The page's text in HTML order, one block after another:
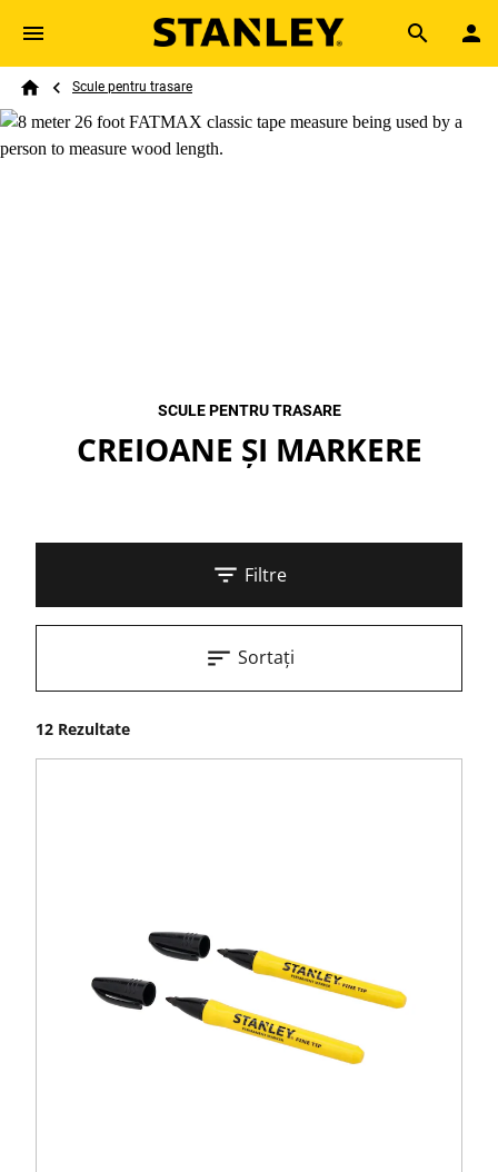
Skip to main content
Search
Breadcrumb
Scule pentru trasare
SCULE PENTRU TRASARE
CREIOANE ȘI MARKERE
Filtre
12 Rezultate
Sortați